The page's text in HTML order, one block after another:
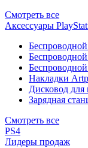
Смотреть все
Аксессуары
Накладки
Дисковод
Зарядная
Смотреть все
PS4
Лидеры продаж